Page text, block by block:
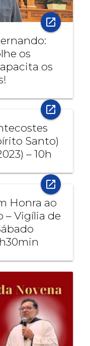
open_in_new
os
os
open_in_new
Santo)
– 10h
open_in_new
Honra ao
– Vigília de